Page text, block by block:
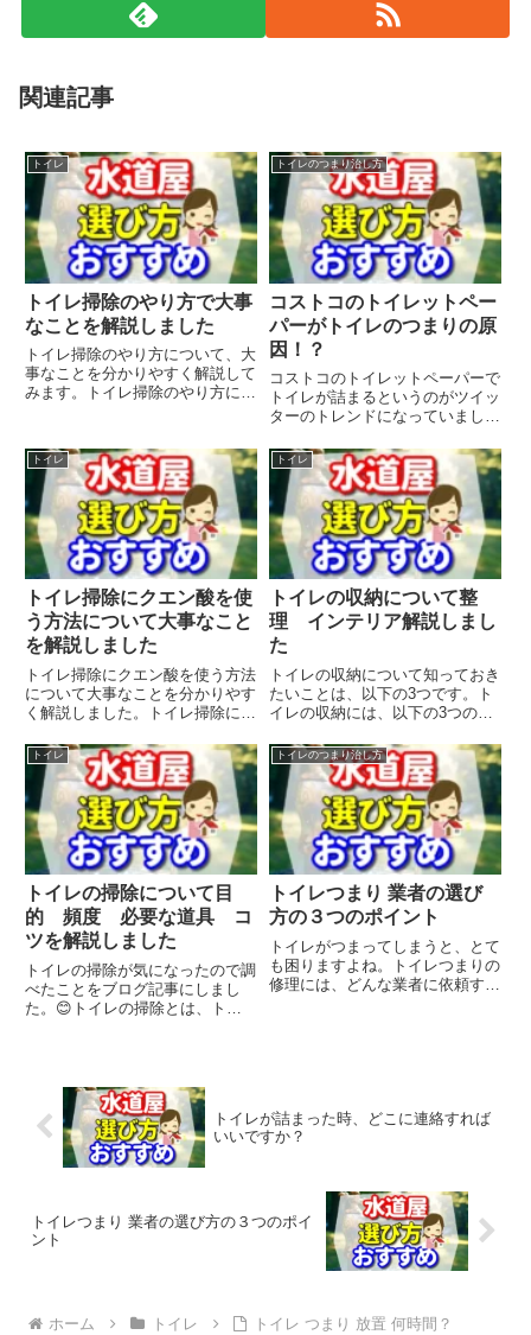
関連記事
トイレ
トイレ掃除のやり方で大事
なことを解説しました
トイレ掃除のやり方について、大
事なことを分かりやすく解説して
みます。トイレ掃除のやり方につ
タイミング：トイレ掃除の頻度と
タイミングは、その家の状況や汚
れ具合によって異なりますが、...
トイレのつまり治し方
コストコのトイレットペー
パーがトイレのつまりの原
因！？
コストコのトイレットペーパーで
トイレが詰まるというのがツイッ
ターのトレンドになっていまし
ーは国産ですが、海外にも輸出し
ているようです。厚手で肌触り良
いみたいですが、でかいのでトイ
レットペーパーフォルダーに収ま
ら...
トイレ
トイレ掃除にクエン酸を使
う方法について大事なこと
を解説しました
トイレ掃除にクエン酸を使う方法
について大事なことを分かりやす
く解説しました。トイレ掃除にク
おきたいことは、以下の3つで
す。クエン酸の効果と特徴クエン
酸は、柑橘類や梅干しなどに含ま
れる酸性の成分で、環境に優し
く、...
トイレ
トイレの収納について整
理 インテリア解説しまし
た
トイレの収納について知っておき
たいことは、以下の3つです。ト
イレの収納には、以下の3つのポ
要なものを整理する：トイレで使
うものは、トイレットペーパー、
掃除用品、サニタリー用品などが
一般的です。それぞれのものを
ど...
トイレ
トイレの掃除について目
的 頻度 必要な道具 コ
ツを解説しました
トイレの掃除が気になったので調
べたことをブログ記事にしまし
た。😊トイレの掃除とは、トイ
大事なことは、以下のような点が
挙げられます。 トイレの掃除の
目的...
トイレのつまり治し方
トイレつまり 業者の選び
方の３つのポイント
トイレがつまってしまうと、とて
も困りますよね。トイレつまりの
修理には、どんな業者に依頼する
トイレが詰まった時、どこに連絡すれば
いいですか？
トイレつまり 業者の選び方の３つのポイ
ント
ホーム トイレ トイレ つまり 放置 何時間？